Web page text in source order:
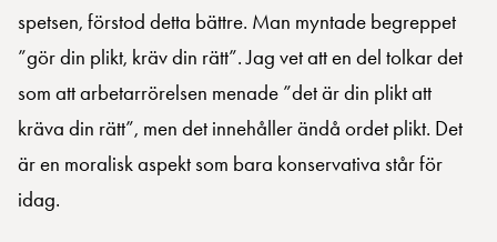
spetsen, förstod detta bättre. Man myntade begreppet
”gör din plikt, kräv din rätt”. Jag vet att en del tolkar det
som att arbetarrörelsen menade ”det är din plikt att
kräva din rätt”, men det innehåller ändå ordet plikt. Det
är en moralisk aspekt som bara konservativa står för
idag.